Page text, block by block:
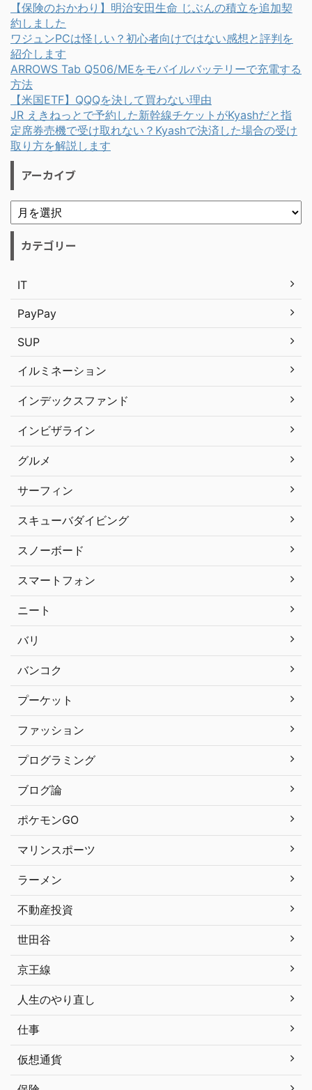
【保険のおかわり】明治安田生命 じぶんの積立を追加契
約しました
ワジュンPCは怪しい？初心者向けではない感想と評判を
紹介します
ARROWS Tab Q506/MEをモバイルバッテリーで充電する
方法
【米国ETF】QQQを決して買わない理由
JR えきねっとで予約した新幹線チケットがKyashだと指
定席券売機で受け取れない？Kyashで決済した場合の受け
取り方を解説します
アーカイブ
カテゴリー
IT
PayPay
SUP
イルミネーション
インデックスファンド
インビザライン
グルメ
サーフィン
スキューバダイビング
スノーボード
スマートフォン
ニート
バリ
バンコク
プーケット
ファッション
プログラミング
ブログ論
ポケモンGO
マリンスポーツ
ラーメン
不動産投資
世田谷
京王線
人生のやり直し
仕事
仮想通貨